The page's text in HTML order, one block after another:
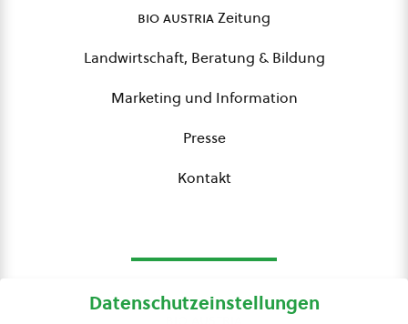
bio austriaZeitung
Landwirtschaft, Beratung & Bildung
Marketing und Information
Presse
Kontakt
Datenschutzeinstellungen